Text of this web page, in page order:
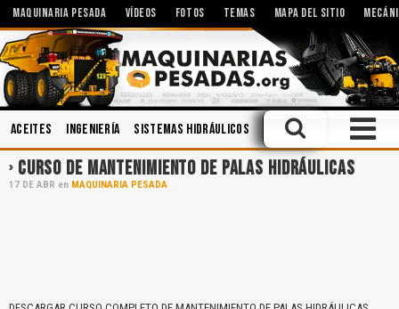
MAQUINARIA PESADA VÍDEOS FOTOS TEMAS MAPA DEL SITIO
Aceites Ingeniería Sistemas Hidráulicos Mecánica Hidráulica
CURSO DE MANTENIMIENTO DE PALAS HIDRÁULICAS
17 DE ABR en MAQUINARIA PESADA